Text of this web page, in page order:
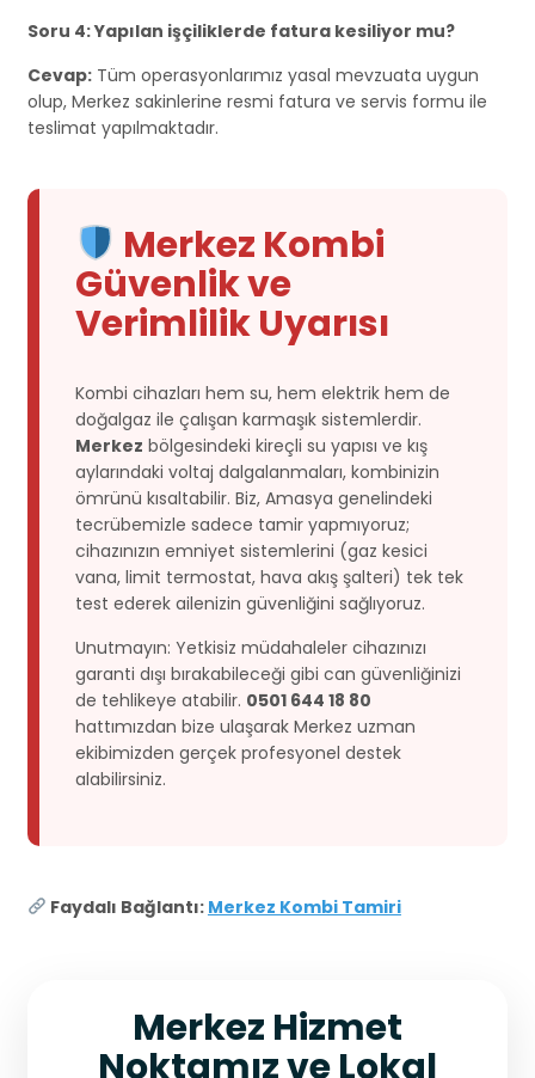
Soru 4: Yapılan işçiliklerde fatura kesiliyor mu?
Cevap: Tüm operasyonlarımız yasal mevzuata uygun
olup, Merkez sakinlerine resmi fatura ve servis formu ile
teslimat yapılmaktadır.
Merkez Kombi
Güvenlik ve
Verimlilik Uyarısı
Kombi cihazları hem su, hem elektrik hem de
doğalgaz ile çalışan karmaşık sistemlerdir.
Merkez bölgesindeki kireçli su yapısı ve kış
aylarındaki voltaj dalgalanmaları, kombinizin
ömrünü kısaltabilir. Biz, Amasya genelindeki
tecrübemizle sadece tamir yapmıyoruz;
cihazınızın emniyet sistemlerini (gaz kesici
vana, limit termostat, hava akış şalteri) tek tek
test ederek ailenizin güvenliğini sağlıyoruz.
Unutmayın: Yetkisiz müdahaleler cihazınızı
garanti dışı bırakabileceği gibi can güvenliğinizi
de tehlikeye atabilir. 0501 644 18 80
hattımızdan bize ulaşarak Merkez uzman
ekibimizden gerçek profesyonel destek
alabilirsiniz.
Faydalı Bağlantı: Merkez Kombi Tamiri
Merkez Hizmet
Noktamız ve Lokal